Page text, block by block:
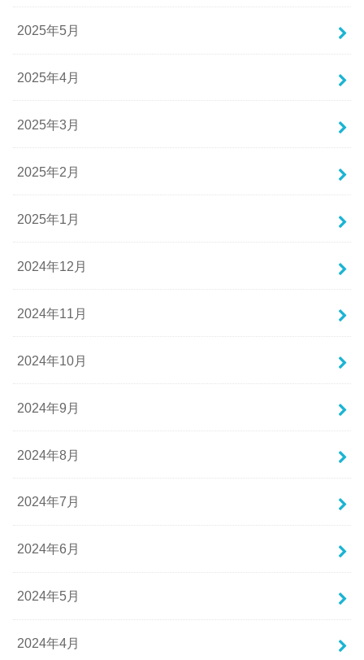
2025年5月
2025年4月
2025年3月
2025年2月
2025年1月
2024年12月
2024年11月
2024年10月
2024年9月
2024年8月
2024年7月
2024年6月
2024年5月
2024年4月